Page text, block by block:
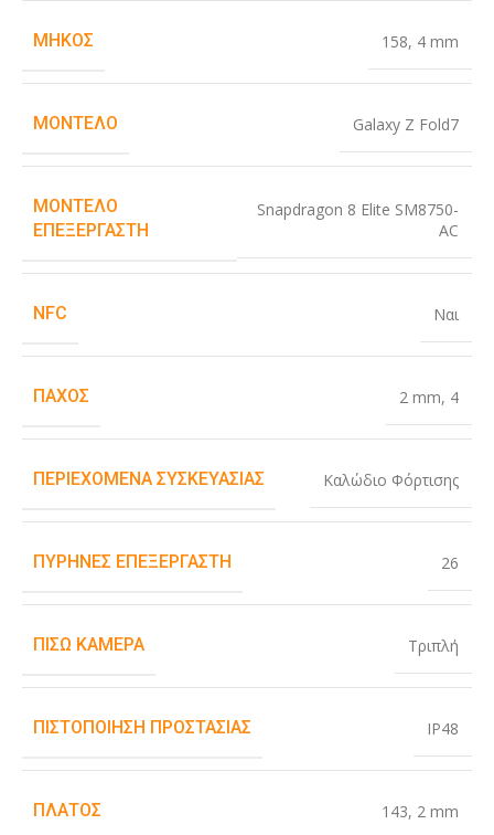
ΜΉΚΟΣ 158, 4 mm
ΜΟΝΤΈΛΟ Galaxy Z Fold7
ΜΟΝΤΈΛΟ
ΕΠΕΞΕΡΓΑΣΤΉ
Snapdragon 8 Elite SM8750-
AC
NFC Ναι
ΠΆΧΟΣ 2 mm, 4
ΠΕΡΙΕΧΌΜΕΝΑ ΣΥΣΚΕΥΑΣΊΑΣ Καλώδιο Φόρτισης
ΠΥΡΉΝΕΣ ΕΠΕΞΕΡΓΑΣΤΉ 26
ΠΊΣΩ ΚΆΜΕΡΑ Τριπλή
ΠΙΣΤΟΠΟΊΗΣΗ ΠΡΟΣΤΑΣΊΑΣ IP48
ΠΛΆΤΟΣ 143, 2 mm